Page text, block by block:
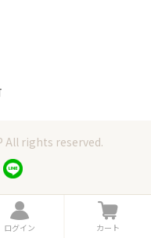
All rights reserved.
ロ
グ
ログイン
カ
ー
カート